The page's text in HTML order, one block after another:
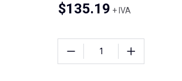
$135.19 + IVA